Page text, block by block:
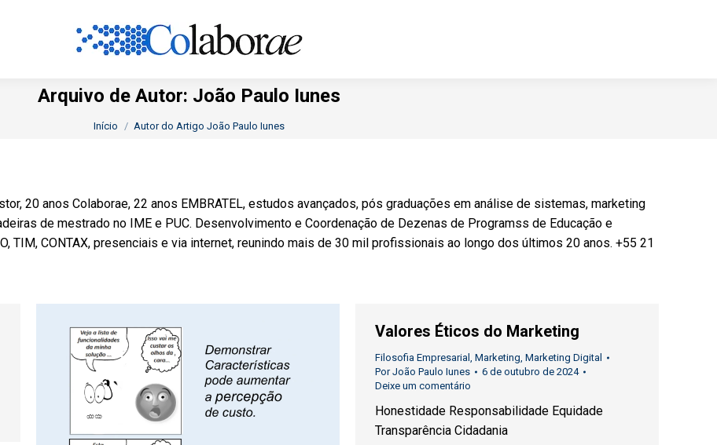
Arquivo de Autor: João Paulo Iunes
Você está aqui:
Início Autor do Artigo João Paulo Iunes
20 anos Colaborae, 22 anos EMBRATEL, estudos avançados, pós graduações em análise de sistemas, marketing
de mestrado no IME e PUC. Desenvolvimento e Coordenação de Dezenas de Programss de Educação e
TIM, CONTAX, presenciais e via internet, reunindo mais de 30 mil profissionais ao longo dos últimos 20 anos. +55 21
Valores Éticos do Marketing
Filosofia Empresarial , Marketing, Marketing Digital
PorJoão Paulo Iunes
6 de outubro de 2024
Deixe um comentário
Honestidade Responsabilidade Equidade
Transparência Cidadania